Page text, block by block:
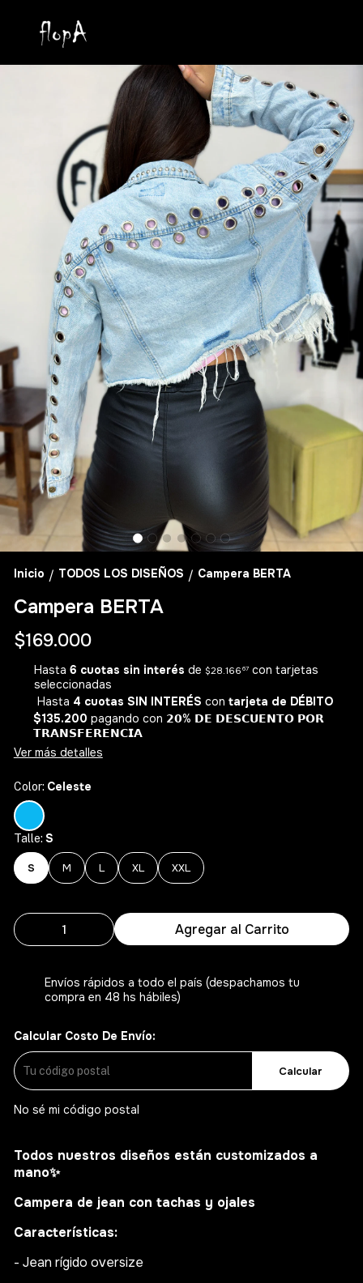
Inicio / TODOS LOS DISEÑOS / Campera BERTA
Campera BERTA
$169.000
Hasta6 cuotas sin interés de $28.166 67 con tarjetas
seleccionadas
Hasta 4 cuotas SIN INTERÉS con tarjeta de DÉBITO
$135.200 pagando con 𝟮𝟬% 𝗗𝗘 𝗗𝗘𝗦𝗖𝗨𝗘𝗡𝗧𝗢 𝗣𝗢𝗥
𝗧𝗥𝗔𝗡𝗦𝗙𝗘𝗥𝗘𝗡𝗖𝗜𝗔
Ver más detalles
Color: Celeste
Talle: S
S M L XL XXL
Agregar al Carrito
Envíos rápidos a todo el país (despachamos tu
compra en 48 hs hábiles)
Calcular Costo De Envío:
Calcular
No sé mi código postal
Todos nuestros diseños están customizados a
mano✨
Campera de jean con tachas y ojales
Características:
- Jean rígido oversize